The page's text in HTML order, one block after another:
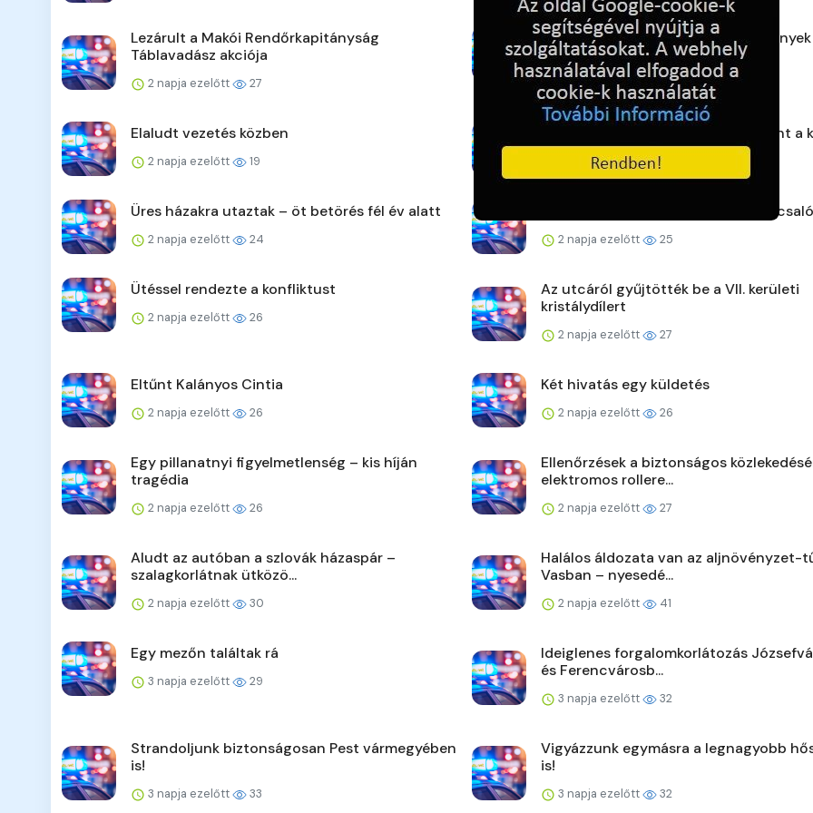
Lezárult a Makói Rendőrkapitányság
Táblavadász akciója
2 napja ezelőtt 27
Hasznos tudás, felejthetetlen élmények
2 napja ezelőtt 23
Elaludt vezetés közben
2 napja ezelőtt 19
Újabb online csalás – 32 millió forint a
2 napja ezelőtt 23
Üres házakra utaztak – öt betörés fél év alatt
2 napja ezelőtt 24
Vigyázat! Újra támadnak az online
2 napja ezelőtt 25
Ütéssel rendezte a konfliktust
2 napja ezelőtt 26
Az utcáról gyűjtötték be a VII. kerületi
kristálydílert
2 napja ezelőtt 27
Eltűnt Kalányos Cintia
2 napja ezelőtt 26
Két hivatás egy küldetés
2 napja ezelőtt 26
Egy pillanatnyi figyelmetlenség – kis híján
tragédia
2 napja ezelőtt 26
Ellenőrzések a biztonságos
elektromos rollere...
2 napja ezelőtt 27
Aludt az autóban a szlovák házaspár –
szalagkorlátnak ütközö...
2 napja ezelőtt 30
Halálos áldozata van az aljnövényzet-
Vasban – nyesedé...
2 napja ezelőtt 41
Egy mezőn találtak rá
3 napja ezelőtt 29
Ideiglenes forgalomkorlátozás
és Ferencvárosb...
3 napja ezelőtt 32
Strandoljunk biztonságosan Pest vármegyében
is!
3 napja ezelőtt 33
Vigyázzunk egymásra a legnagyobb
is!
3 napja ezelőtt 32